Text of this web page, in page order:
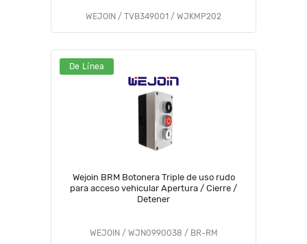
WEJOIN / TVB349001 / WJKMP202
De Línea
Wejoin BRM Botonera Triple de uso rudo
para acceso vehicular Apertura / Cierre /
Detener
WEJOIN / WJN0990038 / BR-RM